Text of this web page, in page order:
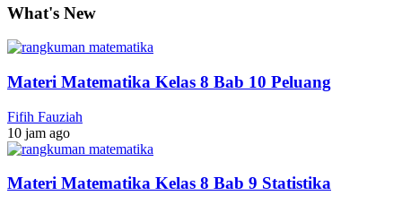
What's New
Materi Matematika Kelas 8 Bab 10 Peluang
Fifih Fauziah
10 jam ago
Materi Matematika Kelas 8 Bab 9 Statistika